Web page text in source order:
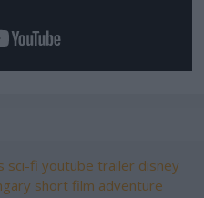
sci-fi youtube trailer disney
short film adventure